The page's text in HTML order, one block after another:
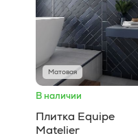
Матовая
В наличии
Плитка Equipe
Matelier